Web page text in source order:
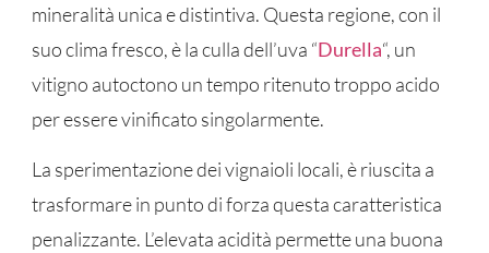
mineralità unica e distintiva. Questa regione, con il
suo clima fresco, è la culla dell’uva “Durella“, un
vitigno autoctono un tempo ritenuto troppo acido
per essere vinificato singolarmente.
La sperimentazione dei vignaioli locali, è riuscita a
trasformare in punto di forza questa caratteristica
penalizzante. L’elevata acidità permette una buona